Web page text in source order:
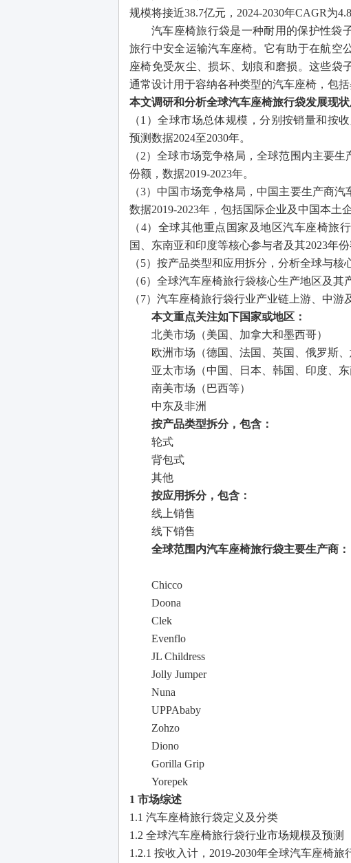
规模将接近38.7亿元，2024-2030年CAGR为
汽车座椅旅行袋是一种耐用的保护性袋
旅行中安全运输汽车座椅。它有助于在航空
座椅免受灰尘、损坏、划痕和磨损。这些袋
通常设计用于容纳各种类型的汽车座椅，包
本文调研和分析全球汽车座椅旅行袋发展现
（1）全球市场总体规模，分别按销量和按
预测数据2024至2030年。
（2）全球市场竞争格局，全球范围内主要
份额，数据2019-2023年。
（3）中国市场竞争格局，中国主要生产商汽
数据2019-2023年，包括国际企业及中国本土企
（4）全球其他重点国家及地区汽车座椅旅
国、东南亚和印度等核心参与者及其2023年份
（5）按产品类型和应用拆分，分析全球与核
（6）全球汽车座椅旅行袋核心生产地区及其
（7）汽车座椅旅行袋行业产业链上游、中游
本文重点关注如下国家或地区：
北美市场（美国、加拿大和墨西哥）
欧洲市场（德国、法国、英国、俄罗斯、
亚太市场（中国、日本、韩国、印度、东
南美市场（巴西等）
中东及非洲
按产品类型拆分，包含：
轮式
背包式
其他
按应用拆分，包含：
线上销售
线下销售
全球范围内汽车座椅旅行袋主要生产商：
Chicco
Doona
Clek
Evenflo
JL Childress
Jolly Jumper
Nuna
UPPAbaby
Zohzo
Diono
Gorilla Grip
Yorepek
1 市场综述
1.1 汽车座椅旅行袋定义及分类
1.2 全球汽车座椅旅行袋行业市场规模及预测
1.2.1 按收入计，2019-2030年全球汽车座椅旅